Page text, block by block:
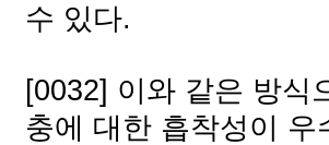
수 있다.
[0032] 이와 같은 방식
충에 대한 흡착성이